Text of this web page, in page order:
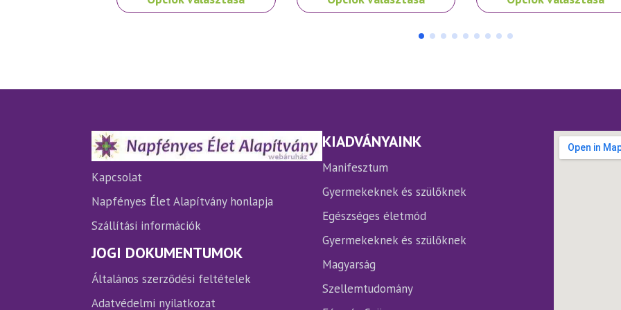
a
A
termékoldalon
választhatók
a
A
termékoldalon
választhatók
a
több
A
Kapcsolat
Napfényes Élet Alapítvány honlapja
Szállítási információk
JOGI DOKUMENTUMOK
Általános szerződési feltételek
Adatvédelmi nyilatkozat
KIADVÁNYAINK
Manifesztum
Gyermekeknek és szülőknek
Egészséges életmód
Gyermekeknek és szülőknek
Magyarság
Szellemtudomány